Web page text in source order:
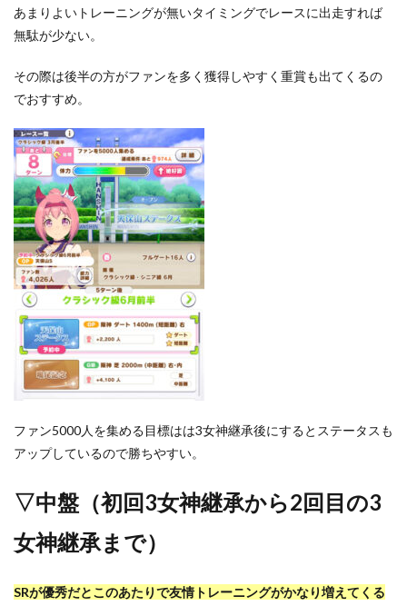
あまりよいトレーニングが無いタイミングでレースに出走すれば
無駄が少ない。
その際は後半の方がファンを多く獲得しやすく重賞も出てくるの
でおすすめ。
ファン5000人を集める目標はは3女神継承後にするとステータスも
アップしているので勝ちやすい。
▽中盤（初回3女神継承から2回目の3
女神継承まで）
SRが優秀だとこのあたりで友情トレーニングがかなり増えてくる